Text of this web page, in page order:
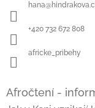
hana@
+420 732 672 808
africke_pribehy
Afročtení -